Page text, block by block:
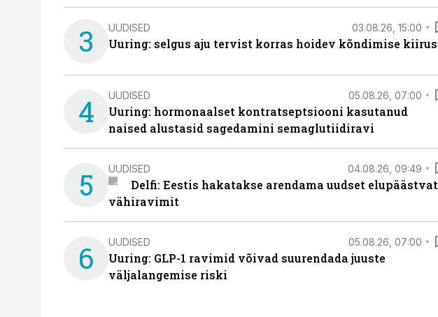
3 UUDISED 03.08.26, 15:00
Uuring: selgus aju tervist korras hoidev kõndimise kiirus
4 UUDISED 05.08.26, 07:00
Uuring: hormonaalset kontratseptsiooni kasutanud
naised alustasid sagedamini semaglutiidiravi
5 UUDISED 04.08.26, 09:49
Delfi: Eestis hakatakse arendama uudset elupäästvat
vähiravimit
6 UUDISED 05.08.26, 07:00
Uuring: GLP-1 ravimid võivad suurendada juuste
väljalangemise riski